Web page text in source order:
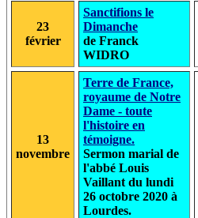
23
février
Sanctifions le
Dimanche
de Franck
WIDRO
13
novembre
Terre de France,
royaume de Notre
Dame - toute
l'histoire en
témoigne.
Sermon marial de
l'abbé Louis
Vaillant du lundi
26 octobre 2020 à
Lourdes.